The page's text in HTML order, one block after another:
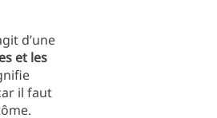
d’une
et les
il faut